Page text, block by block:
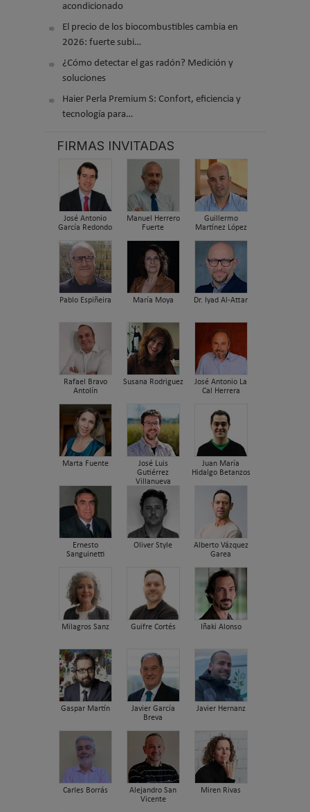
acondicionado
El precio de los biocombustibles cambia en
2026: fuerte subi…
¿Cómo detectar el gas radón? Medición y
soluciones
Haier Perla Premium S: Confort, eficiencia y
tecnología para…
FIRMAS INVITADAS
José Antonio
García Redondo
Manuel Herrero
Fuerte
Guillermo
Martínez López
Pablo Espiñeira María Moya Dr. Iyad Al-Attar
Rafael Bravo
Antolín
Susana Rodriguez
José Antonio La
Cal Herrera
Marta Fuente
José Luis
Gutiérrez
Villanueva
Juan María
Hidalgo Betanzos
Ernesto
Sanguinetti
Oliver Style
Alberto Vázquez
Garea
Milagros Sanz Guifre Cortés Iñaki Alonso
Gaspar Martín
Javier García
Breva
Javier Hernanz
Carles Borrás
Alejandro San
Vicente
Miren Rivas